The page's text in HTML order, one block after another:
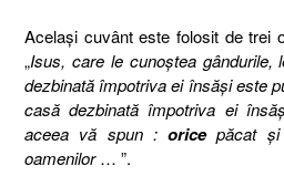
Acelaşi cuvânt este folosit de trei
„Isus, care le cunoştea gândurile,
dezbinată împotriva ei însăşi este
casă dezbinată împotriva ei
aceea vă spun :oricepăcat şi
oamenilor… ”.